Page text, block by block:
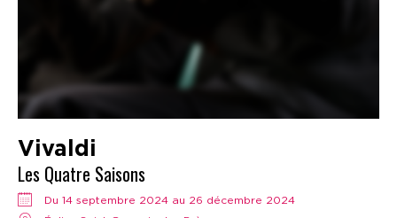
Vivaldi
Les Quatre Saisons
Du 14 septembre 2024 au 26 décembre 2024